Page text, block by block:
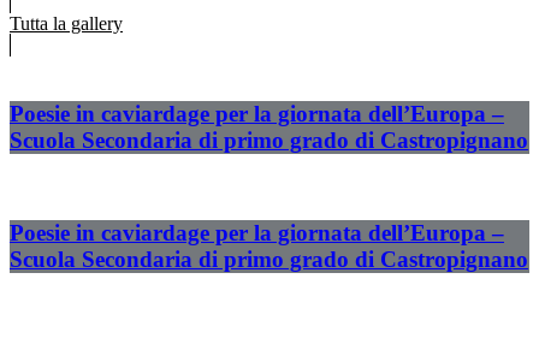
Tutta la gallery
Poesie in caviardage per la giornata dell’Europa –
Scuola Secondaria di primo grado di Castropignano
Poesie in caviardage per la giornata dell’Europa –
Scuola Secondaria di primo grado di Castropignano